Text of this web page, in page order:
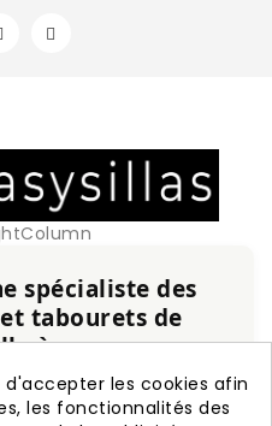
spécialiste des
tabourets de
à manger
et qualité
les cookies afin
les fonctionnalités des